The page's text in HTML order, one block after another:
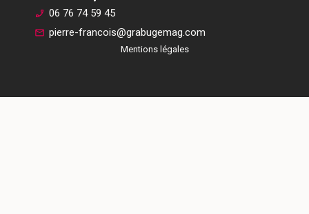
06 76 74 59 45
pierre-francois@grabugemag.com
Mentions légales